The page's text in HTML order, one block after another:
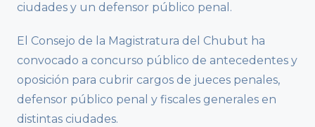
ciudades y un defensor público penal.
El Consejo de la Magistratura del Chubut ha
convocado a concurso público de antecedentes y
oposición para cubrir cargos de jueces penales,
defensor público penal y fiscales generales en
distintas ciudades.